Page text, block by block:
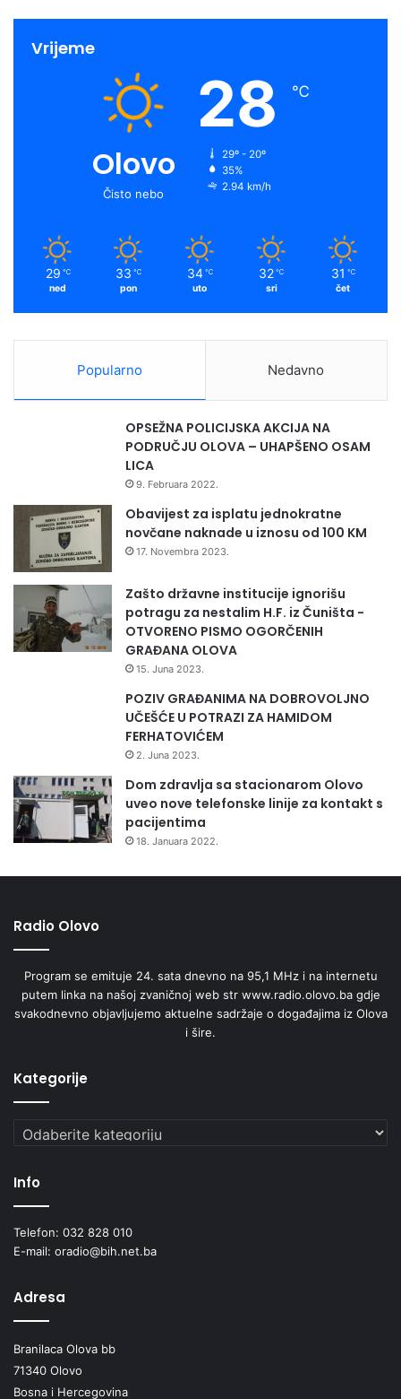
Vrijeme
Olovo
Čisto nebo
28 ℃
29º - 20º
35%
2.94 km/h
29 ℃
ned
33 ℃
pon
34 ℃
uto
32 ℃
sri
31 ℃
čet
Popularno Nedavno
OPSEŽNA POLICIJSKA AKCIJA NA
PODRUČJU OLOVA – UHAPŠENO OSAM
LICA
9. Februara 2022.
Obavijest za isplatu jednokratne
novčane naknade u iznosu od 100 KM
17. Novembra 2023.
Zašto državne institucije ignorišu
potragu za nestalim H.F. iz Čuništa -
OTVORENO PISMO OGORČENIH
GRAĐANA OLOVA
15. Juna 2023.
POZIV GRAĐANIMA NA DOBROVOLJNO
UČEŠĆE U POTRAZI ZA HAMIDOM
FERHATOVIĆEM
2. Juna 2023.
Dom zdravlja sa stacionarom Olovo
uveo nove telefonske linije za kontakt s
pacijentima
18. Januara 2022.
Radio Olovo
Program se emituje 24. sata dnevno na 95,1 MHz i na internetu
putem linka na našoj zvaničnoj web str www.radio.olovo.ba gdje
svakodnevno objavljujemo aktuelne sadržaje o događajima iz Olova
i šire.
Kategorije
Kategorije
Info
Telefon: 032 828 010
E-mail: oradio@bih.net.ba
Adresa
Branilaca Olova bb
71340 Olovo
Bosna i Hercegovina